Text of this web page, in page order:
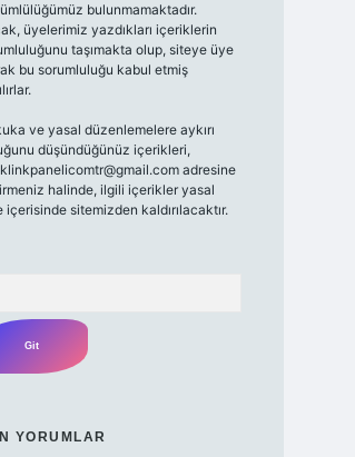
bulunmamaktadır.
üyelerimiz yazdıkları içeriklerin
taşımakta olup, siteye üye
bu sorumluluğu kabul etmiş
ve yasal düzenlemelere aykırı
düşündüğünüz içerikleri,
adresine
halinde, ilgili içerikler yasal
içerisinde sitemizden kaldırılacaktır.
YORUMLAR